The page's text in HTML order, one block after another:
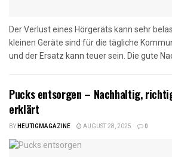
Der Verlust eines Hörgeräts kann sehr
kleinen Geräte sind für die tägliche
und der Ersatz kann teuer sein. Die gute
Pucks entsorgen – Nachhaltig,
erklärt
BYHEUTIGMAGAZINE AUGUST 28, 2025 0